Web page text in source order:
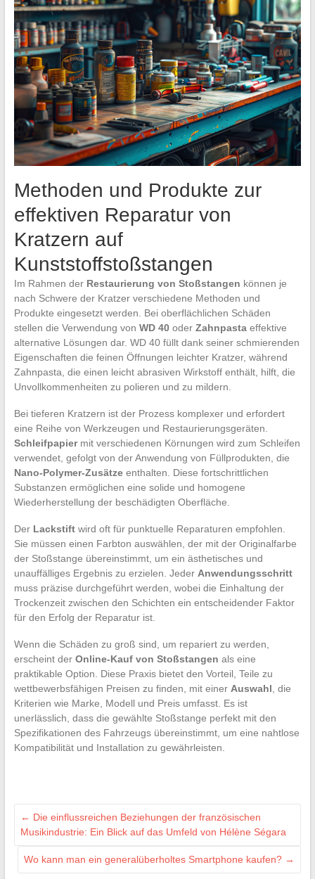
Methoden und Produkte zur
effektiven Reparatur von
Kratzern auf
Kunststoffstoßstangen
Im Rahmen der Restaurierung von Stoßstangen können je
nach Schwere der Kratzer verschiedene Methoden und
Produkte eingesetzt werden. Bei oberflächlichen Schäden
stellen die Verwendung von WD 40oder Zahnpastaeffektive
alternative Lösungen dar. WD 40 füllt dank seiner schmierenden
Eigenschaften die feinen Öffnungen leichter Kratzer, während
Zahnpasta, die einen leicht abrasiven Wirkstoff enthält, hilft, die
Unvollkommenheiten zu polieren und zu mildern.
Bei tieferen Kratzern ist der Prozess komplexer und erfordert
eine Reihe von Werkzeugen und Restaurierungsgeräten.
Schleifpapiermit verschiedenen Körnungen wird zum Schleifen
verwendet, gefolgt von der Anwendung von Füllprodukten, die
Nano-Polymer-Zusätzeenthalten. Diese fortschrittlichen
Substanzen ermöglichen eine solide und homogene
Wiederherstellung der beschädigten Oberfläche.
Der Lackstiftwird oft für punktuelle Reparaturen empfohlen.
Sie müssen einen Farbton auswählen, der mit der Originalfarbe
der Stoßstange übereinstimmt, um ein ästhetisches und
unauffälliges Ergebnis zu erzielen. Jeder Anwendungsschritt
muss präzise durchgeführt werden, wobei die Einhaltung der
Trockenzeit zwischen den Schichten ein entscheidender Faktor
für den Erfolg der Reparatur ist.
Wenn die Schäden zu groß sind, um repariert zu werden,
erscheint der Online-Kauf von Stoßstangen als eine
praktikable Option. Diese Praxis bietet den Vorteil, Teile zu
wettbewerbsfähigen Preisen zu finden, mit einer Auswahl , die
Kriterien wie Marke, Modell und Preis umfasst. Es ist
unerlässlich, dass die gewählte Stoßstange perfekt mit den
Spezifikationen des Fahrzeugs übereinstimmt, um eine nahtlose
Kompatibilität und Installation zu gewährleisten.
← Die einflussreichen Beziehungen der französischen
Musikindustrie: Ein Blick auf das Umfeld von Hélène Ségara
Wo kann man ein generalüberholtes Smartphone kaufen? →